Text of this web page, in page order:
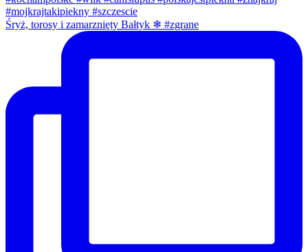
Śryż, torosy i zamarznięty Bałtyk ❄ #zgrane